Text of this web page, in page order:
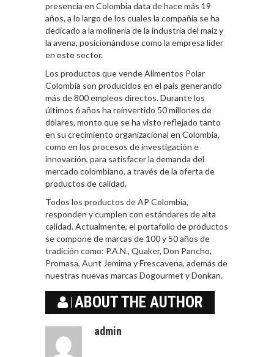
presencia en Colombia data de hace más 19
años, a lo largo de los cuales la compañía se ha
dedicado a la molinería de la industria del maíz y
la avena, posicionándose como la empresa líder
en este sector.
Los productos que vende Alimentos Polar
Colombia son producidos en el país generando
más de 800 empleos directos. Durante los
últimos 6 años ha reinvertido 50 millones de
dólares, monto que se ha visto reflejado tanto
en su crecimiento organizacional en Colombia,
como en los procesos de investigación e
innovación, para satisfacer la demanda del
mercado colombiano, a través de la oferta de
productos de calidad.
Todos los productos de AP Colombia,
responden y cumplen con estándares de alta
calidad. Actualmente, el portafolio de productos
se compone de marcas de 100 y 50 años de
tradición como: P.A.N., Quaker, Don Pancho,
Promasa, Aunt Jemima y Frescavena, además de
nuestras nuevas marcas Dogourmet y Donkan.
ABOUT THE AUTHOR
admin